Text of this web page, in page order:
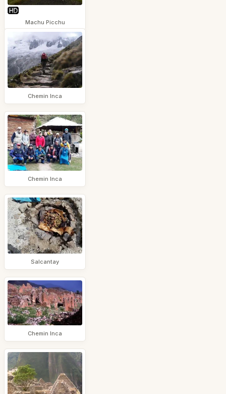
Machu Picchu
Chemin Inca
Chemin Inca
Salcantay
Chemin Inca